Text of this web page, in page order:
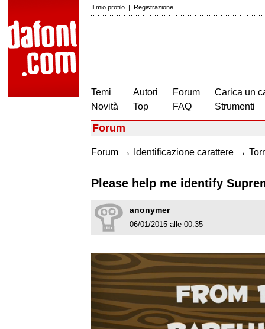
Il mio profilo | Registrazione
Temi
Novità
Autori
Top
Forum
FAQ
Carica un
Strumenti
Forum
Forum → Identificazione carattere →
Please help me identify
anonymer
06/01/2015 alle 00:35